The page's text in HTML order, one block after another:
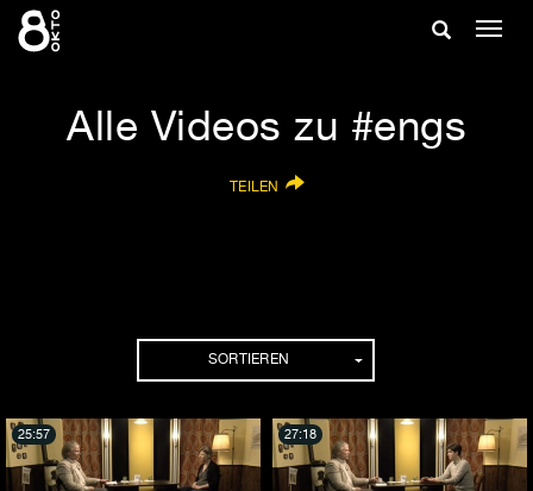
Zum
Inhalt
Suche
Alle Videos zu #engs
TEILEN
SORTIEREN
25:57 27:18